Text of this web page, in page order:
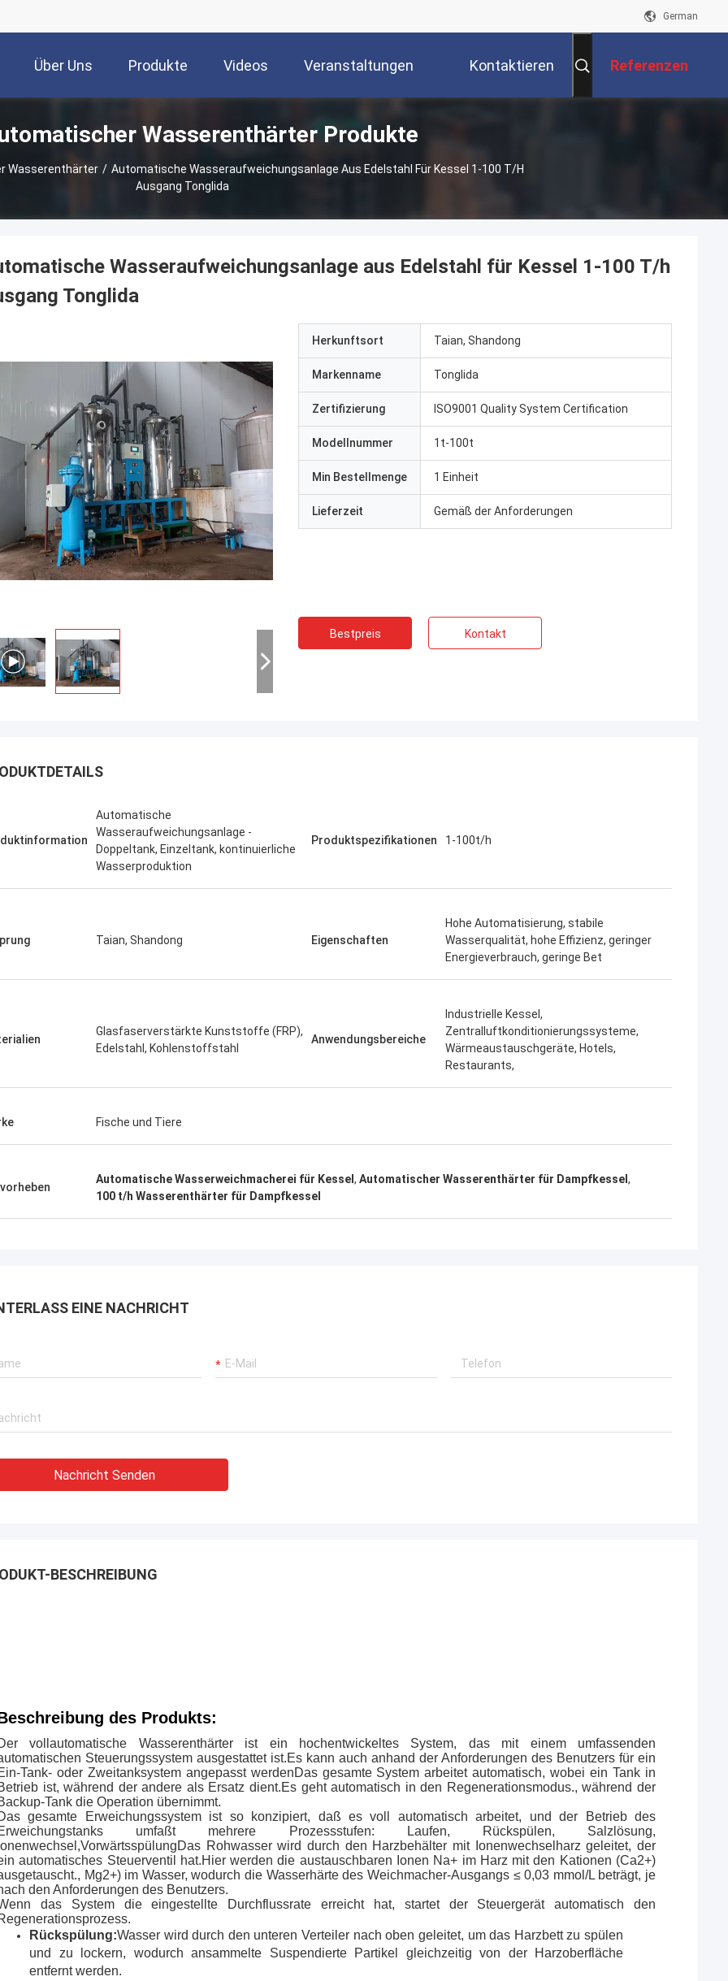
German
Über Uns Produkte Videos Veranstaltungen Kontaktieren Referenzen
Wasserenthärter Produkte
Wasserenthärter / Automatische Wasseraufweichungsanlage Aus Edelstahl Für Kessel 1-100 T/h
Ausgang Tonglida
Wasseraufweichungsanlage aus Edelstahl für Kessel 1-100 T/h
Tonglida
Herkunftsort Taian, Shandong
Markenname Tonglida
Zertifizierung ISO9001 Quality System Certification
Modellnummer 1t-100t
Min Bestellmenge 1 Einheit
Lieferzeit Gemäß der Anforderungen
Bestpreis Kontakt
Automatische
Wasseraufweichungsanlage -
Doppeltank, Einzeltank, kontinuierliche
Wasserproduktion
Produktspezifikationen 1-100t/h
Taian, Shandong Eigenschaften
Hohe Automatisierung, stabile
Wasserqualität, hohe Effizienz, geringer
Energieverbrauch, geringe Bet
Glasfaserverstärkte Kunststoffe (FRP),
Edelstahl, Kohlenstoffstahl
Anwendungsbereiche
Industrielle Kessel,
Zentralluftkonditionierungssysteme,
Wärmeaustauschgeräte, Hotels,
Restaurants,
Fische und Tiere
Automatische Wasserweichmacherei für Kessel , Automatischer Wasserenthärter für Dampfkessel ,
100 t/h Wasserenthärter für Dampfkessel
EINE NACHRICHT
Nachricht Senden
BESCHREIBUNG
des Produkts:
vollautomatische Wasserenthärter ist ein hochentwickeltes System, das mit einem umfassenden
Steuerungssystem ausgestattet ist.Es kann auch anhand der Anforderungen des Benutzers für ein
Tank- oder Zweitanksystem angepasst werdenDas gesamte System arbeitet automatisch, wobei ein Tank in
ist, während der andere als Ersatz dient.Es geht automatisch in den Regenerationsmodus., während der
Tank die Operation übernimmt.
gesamte Erweichungssystem ist so konzipiert, daß es voll automatisch arbeitet, und der Betrieb des
umfaßt mehrere Prozessstufen: Laufen, Rückspülen, Salzlösung,
Rohwasser wird durch den Harzbehälter mit Ionenwechselharz geleitet, der
automatisches Steuerventil hat.Hier werden die austauschbaren Ionen Na+ im Harz mit den Kationen (Ca2+)
Mg2+) im Wasser, wodurch die Wasserhärte des Weichmacher-Ausgangs ≤ 0,03 mmol/L beträgt, je
den Anforderungen des Benutzers.
das System die eingestellte Durchflussrate erreicht hat, startet der Steuergerät automatisch den
Rückspülung:Wasser wird durch den unteren Verteiler nach oben geleitet, um das Harzbett zu spülen
und zu lockern, wodurch ansammelte Suspendierte Partikel gleichzeitig von der Harzoberfläche
entfernt werden.